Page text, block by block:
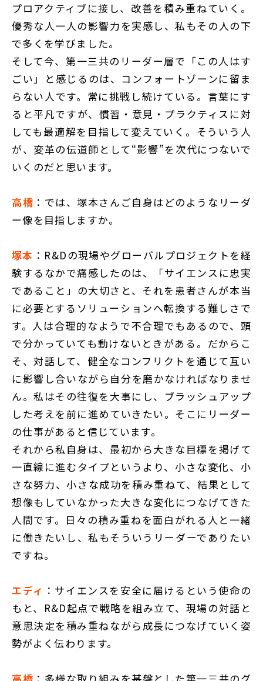
プロアクティブに接し、改善を積み重ねていく。
優秀な人一人の影響力を実感し、私もその人の下
で多くを学びました。
そして今、第一三共のリーダー層で「この人はす
ごい」と感じるのは、コンフォートゾーンに留ま
らない人です。常に挑戦し続けている。言葉にす
ると平凡ですが、慣習・意見・プラクティスに対
しても最適解を目指して変えていく。そういう人
が、変革の伝道師として“影響”を次代につないで
いくのだと思います。
高橋 ：では、塚本さんご自身はどのようなリーダ
ー像を目指しますか。
塚本 ：R&Dの現場やグローバルプロジェクトを経
験するなかで痛感したのは、「サイエンスに忠実
であること」の大切さと、それを患者さんが本当
に必要とするソリューションへ転換する難しさで
す。人は合理的なようで不合理でもあるので、頭
で分かっていても動けないときがある。だからこ
そ、対話して、健全なコンフリクトを通じて互い
に影響し合いながら自分を磨かなければなりませ
ん。私はその往復を大事にし、ブラッシュアップ
した考えを前に進めていきたい。そこにリーダー
の仕事があると信じています。
それから私自身は、最初から大きな目標を掲げて
一直線に進むタイプというより、小さな変化、小
さな努力、小さな成功を積み重ねて、結果として
想像もしていなかった大きな変化につなげてきた
人間です。日々の積み重ねを面白がれる人と一緒
に働きたいし、私もそういうリーダーでありたい
ですね。
エディ ：サイエンスを安全に届けるという使命の
もと、R&D起点で戦略を組み立て、現場の対話と
意思決定を積み重ねながら成長につなげていく姿
勢がよく伝わります。